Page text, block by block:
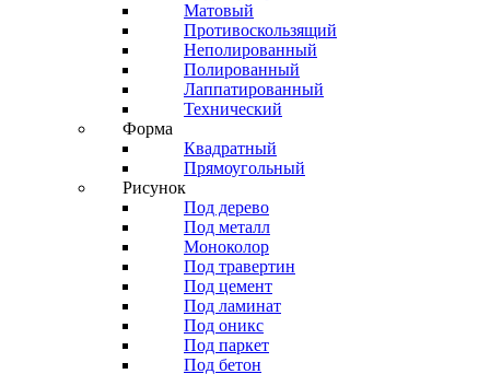
Матовый
Противоскользящий
Неполированный
Полированный
Лаппатированный
Технический
Форма
Квадратный
Прямоугольный
Рисунок
Под дерево
Под металл
Моноколор
Под травертин
Под цемент
Под ламинат
Под оникс
Под паркет
Под бетон